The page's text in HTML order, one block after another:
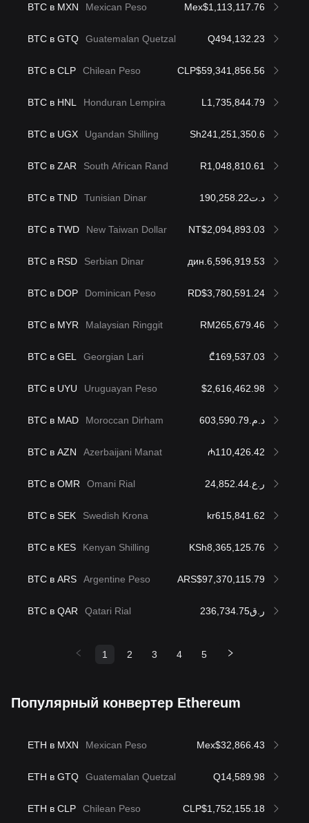
BTC в MXN Mexican Peso Mex$1,113,117.76
BTC в GTQ Guatemalan Quetzal Q494,132.23
BTC в CLP Chilean Peso CLP$59,341,856.56
BTC в HNL Honduran Lempira L1,735,844.79
BTC в UGX Ugandan Shilling Sh241,251,350.6
BTC в ZAR South African Rand R1,048,810.61
BTC в TND Tunisian Dinar د.ت190,258.22
BTC в TWD New Taiwan Dollar NT$2,094,893.03
BTC в RSD Serbian Dinar дин.6,596,919.53
BTC в DOP Dominican Peso RD$3,780,591.24
BTC в MYR Malaysian Ringgit RM265,679.46
BTC в GEL Georgian Lari ₾169,537.03
BTC в UYU Uruguayan Peso $2,616,462.98
BTC в MAD Moroccan Dirham د.م.603,590.79
BTC в AZN Azerbaijani Manat ₼110,426.42
BTC в OMR Omani Rial ر.ع.24,852.44
BTC в SEK Swedish Krona kr615,841.62
BTC в KES Kenyan Shilling KSh8,365,125.76
BTC в ARS Argentine Peso ARS$97,370,115.79
BTC в QAR Qatari Rial ر.ق236,734.75
1 2 3 4 5
Популярный конвертер Ethereum
ETH в MXN Mexican Peso Mex$32,866.43
ETH в GTQ Guatemalan Quetzal Q14,589.98
ETH в CLP Chilean Peso CLP$1,752,155.18